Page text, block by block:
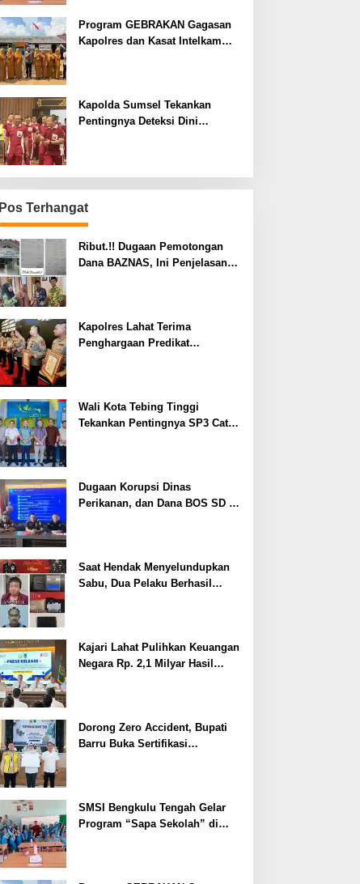
Program GEBRAKAN Gagasan
Kapolres dan Kasat Intelkam
Kapolda Sumsel Tekankan
Pentingnya Deteksi Dini
Pos Terhangat
Ribut.!! Dugaan Pemotongan
Dana BAZNAS, Ini Penjelasan
Kapolres Lahat Terima
Penghargaan Predikat
Wali Kota Tebing Tinggi
Tekankan Pentingnya SP3 Catin
Dugaan Korupsi Dinas
Perikanan, dan Dana BOS SD –
Saat Hendak Menyelundupkan
Sabu, Dua Pelaku Berhasil
Kajari Lahat Pulihkan Keuangan
Negara Rp. 2,1 Milyar Hasil
Dorong Zero Accident, Bupati
Barru Buka Sertifikasi
SMSI Bengkulu Tengah Gelar
Program “Sapa Sekolah” di